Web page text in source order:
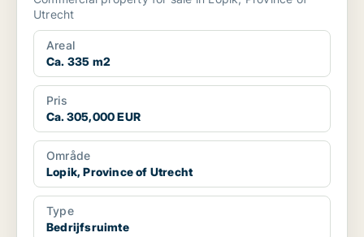
Utrecht
Areal
Ca. 335 m2
Pris
Ca. 305,000 EUR
Område
Lopik, Province of Utrecht
Type
Bedrijfsruimte